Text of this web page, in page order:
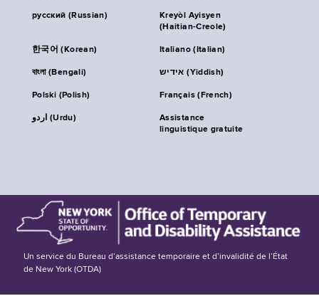
русский (Russian)
Kreyòl Ayisyen
(Haitian-Creole)
한국어 (Korean) Italiano (Italian)
বাংলা (Bengali) אידיש (Yiddish)
Polski (Polish) Français (French)
اردو (Urdu)
Assistance
linguistique gratuite
Un service du Bureau d’assistance temporaire et d’invalidité de l’État
de New York (OTDA)